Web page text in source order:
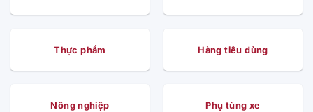
Thực phẩm Hàng tiêu dùng
Nông nghiệp Phụ tùng xe